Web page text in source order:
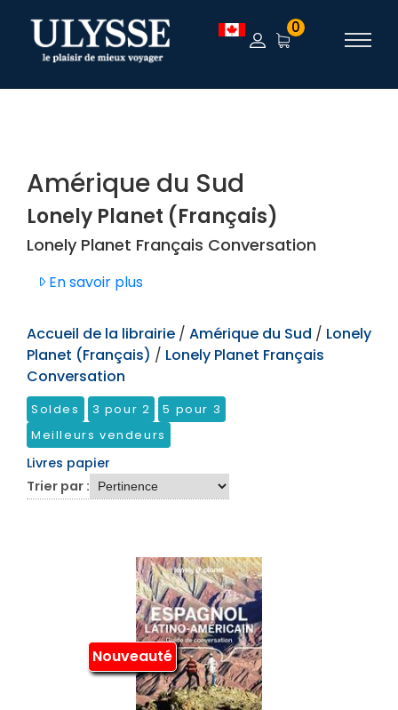
TEST 0
Amérique du Sud
Lonely Planet (Français)
Lonely Planet Français Conversation
En savoir plus
Accueil de la librairie / Amérique du Sud / Lonely
Planet (Français) / Lonely Planet Français
Conversation
Soldes 3 pour 2
5 pour 3
Meilleurs vendeurs
Livres papier
Trier par :
Nouveauté